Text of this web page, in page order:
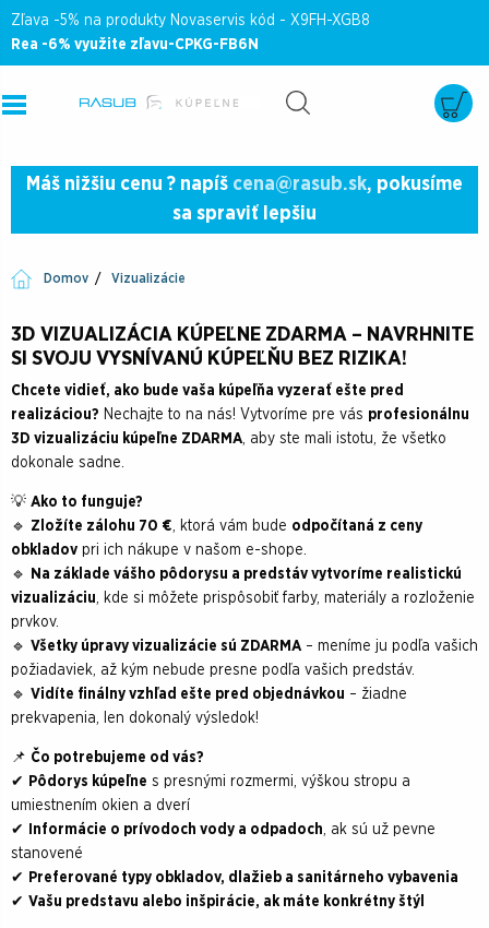
Zľava -5% na produkty Novaservis kód - X9FH-XGB8
Rea -6% využite zľavu-CPKG-FB6N
Máš nižšiu cenu ? napíš cena@rasub.sk, pokusíme
sa spraviť lepšiu
Domov Vizualizácie
3D VIZUALIZÁCIA KÚPEĽNE ZDARMA – NAVRHNITE
SI SVOJU VYSNÍVANÚ KÚPEĽŇU BEZ RIZIKA!
Chcete vidieť, ako bude vaša kúpeľňa vyzerať ešte pred
realizáciou? Nechajte to na nás! Vytvoríme pre vás profesionálnu
3D vizualizáciu kúpeľne ZDARMA, aby ste mali istotu, že všetko
dokonale sadne.
💡 Ako to funguje?
🔹 Zložíte zálohu 70 €, ktorá vám bude odpočítaná z ceny
obkladov pri ich nákupe v našom e-shope.
🔹
Na základe vášho pôdorysu a predstáv vytvoríme realistickú
vizualizáciu, kde si môžete prispôsobiť farby, materiály a rozloženie
prvkov.
🔹 Všetky úpravy vizualizácie sú ZDARMA – meníme ju podľa vašich
požiadaviek, až kým nebude presne podľa vašich predstáv.
🔹 Vidíte finálny vzhľad ešte pred objednávkou – žiadne
prekvapenia, len dokonalý výsledok!
📌 Čo potrebujeme od vás?
✔
Pôdorys kúpeľne s presnými rozmermi, výškou stropu a
umiestnením okien a dverí
✔
Informácie o prívodoch vody a odpadoch, ak sú už pevne
stanovené
✔
Preferované typy obkladov, dlažieb a sanitárneho vybavenia
✔ Vašu predstavu alebo inšpirácie, ak máte konkrétny štýl